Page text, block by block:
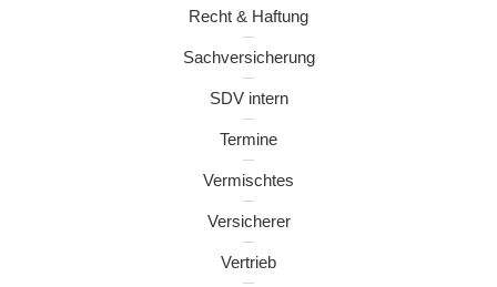
Recht & Haftung
Sachversicherung
SDV intern
Termine
Vermischtes
Versicherer
Vertrieb